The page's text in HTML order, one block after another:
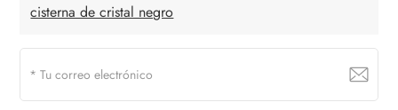
cisterna de cristal negro